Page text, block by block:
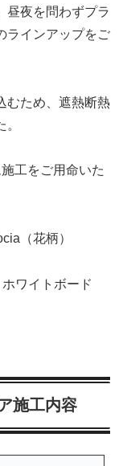
昼夜を問わずプラ
ラインアップをご
むため、遮熱断熱
工をご用命いた
（花柄）
ワイトボード
施工内容